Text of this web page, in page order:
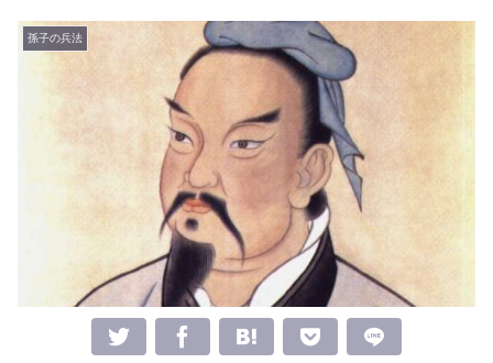
孫子の兵法